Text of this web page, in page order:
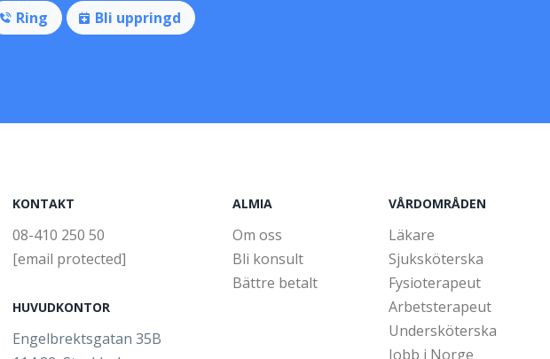
Ring Bli uppringd
KONTAKT
08-410 250 50
[email protected]
HUVUDKONTOR
Engelbrektsgatan 35B
ALMIA
Om oss
Bli konsult
Bättre betalt
VÅRDOMRÅDEN
Läkare
Sjuksköterska
Fysioterapeut
Arbetsterapeut
Undersköterska
Jobb i Norge